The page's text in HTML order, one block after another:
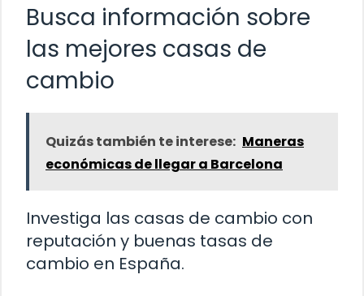
Busca información sobre
las mejores casas de
cambio
Quizás también te interese: Maneras
económicas de llegar a Barcelona
Investiga las casas de cambio con
reputación y buenas tasas de
cambio en España.